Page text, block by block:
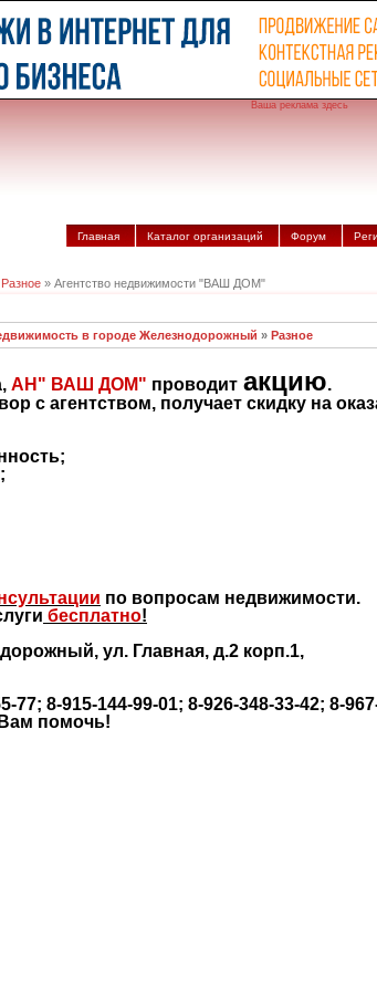
Ваша реклама здесь
Главная Каталог организаций Форум
Разное » Агентство недвижимости "ВАШ ДОМ"
в городе Железнодорожный » Разное
АН" ВАШ ДОМ" проводит акцию.
с агентством, получает скидку на
по вопросам недвижимости.
бесплатно!
ул. Главная, д.2 корп.1,
8-915-144-99-01; 8-926-348-33-42; 8-
помочь!